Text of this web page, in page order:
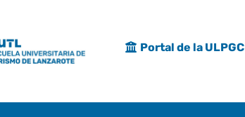
Portal de la ULPGC